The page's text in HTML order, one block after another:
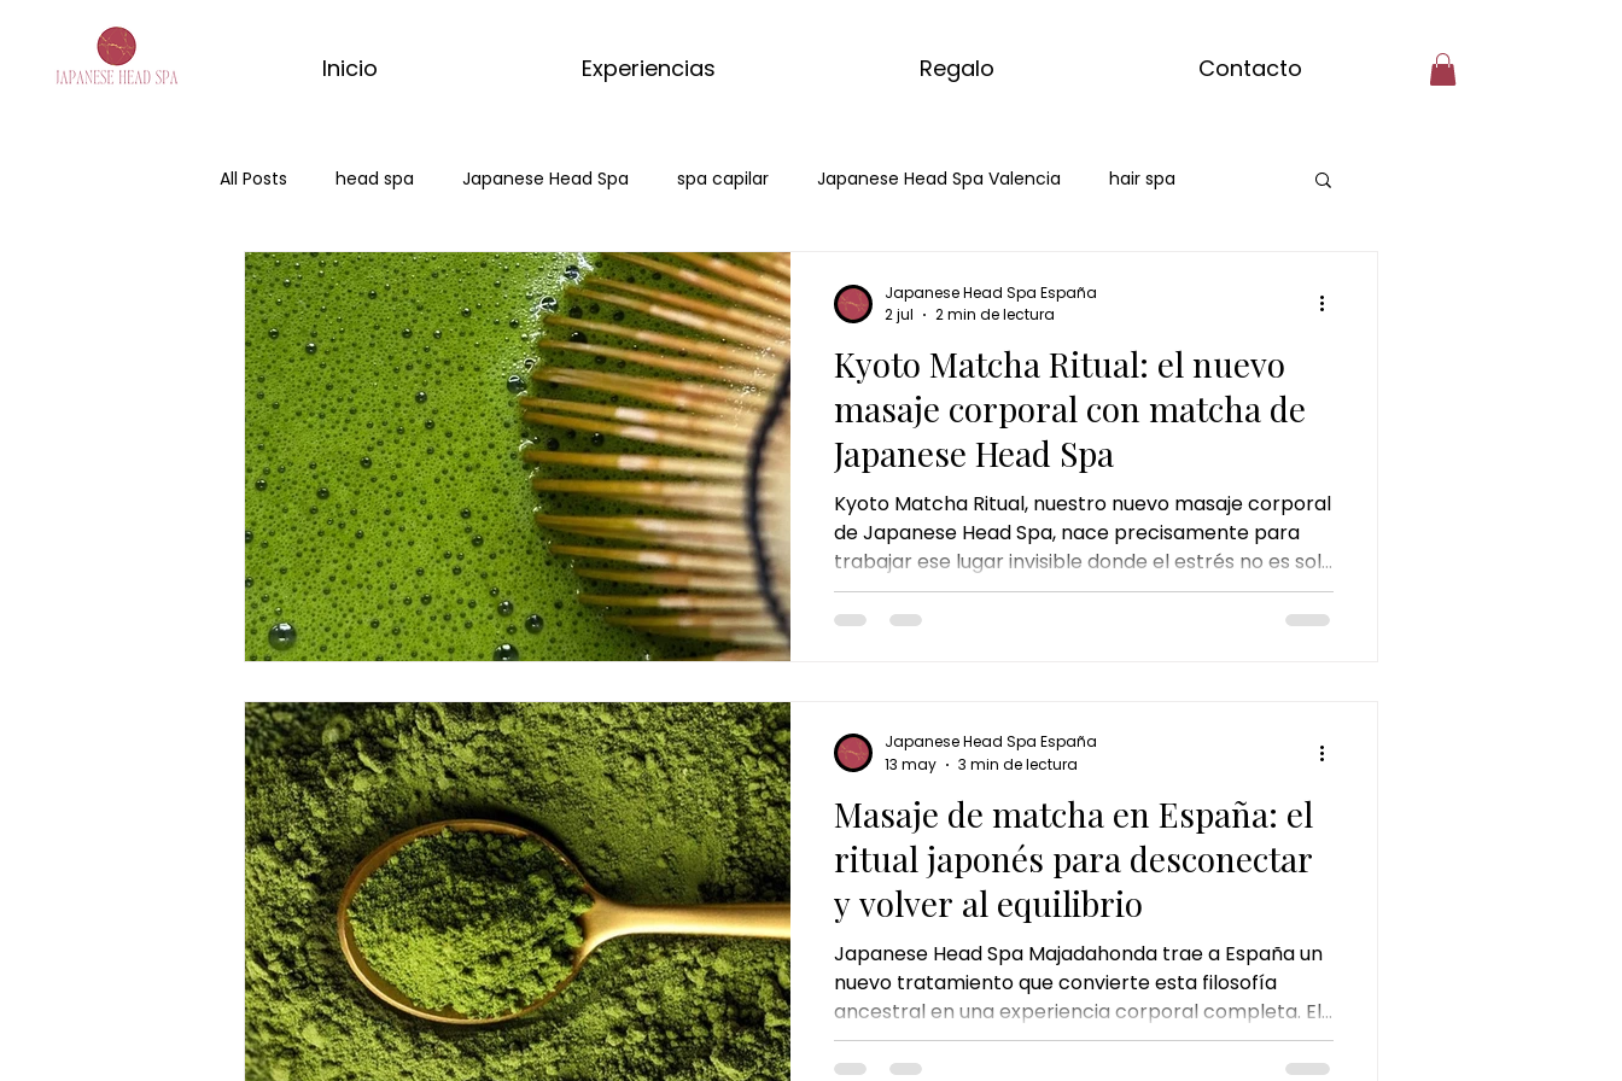
Inicio Experiencias Regalo Contacto
All Posts head spa Japanese Head Spa spa capilar Japanese Head Spa Valencia hair spa
Japanese Head Spa Majadahonda spa capilar Mahadahonda
masaje de matcha matcha massage kyoto matcha ritual ritual corporal masaje de matcha
matcha massage rital de matcha masaje de matcha matcha massage kyoto matcha ritual
masaje de jengibre Pekin ginger ritual masaje chino de jengibre ritual de jengibre
masajes del mundo masaje de chocolate ritual de chocolate y pistacho
cheque de regalo El regalo perfecto majadahonda
Kyoto Matcha Ritual: el nuevo
masaje corporal con matcha de
Japanese Head Spa
Kyoto Matcha Ritual, nuestro nuevo masaje corporal
de Japanese Head Spa, nace precisamente para
trabajar ese lugar invisible donde el estrés no es solo
mental, sino físico, emocional y energético.
Japanese Head Spa España
2 jul
2 min de lectura
Masaje de matcha en España: el
ritual japonés para desconectar
y volver al equilibrio
Japanese Head Spa Majadahonda trae a España un
nuevo tratamiento que convierte esta filosofía
ancestral en una experiencia corporal completa. El
Kyoto Matcha Ritual es mucho más que un masaje:
es un viaje sensorial, un ritual de bienestar pensado
Japanese Head Spa España
13 may
3 min de lectura